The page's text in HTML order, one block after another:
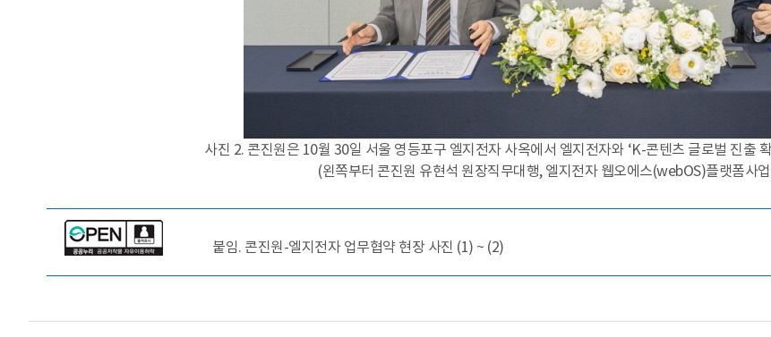
사진 2. 콘진원은 10월 30일 서울 영등포구 엘지전자 사옥에서 엘지전자와 ‘K-콘텐츠 글로벌 진출
(왼쪽부터 콘진원 유현석 원장직무대행, 엘지전자 웹오에스(webOS)플랫폼사
붙임. 콘진원-엘지전자 업무협약 현장 사진 (1) ~ (2)